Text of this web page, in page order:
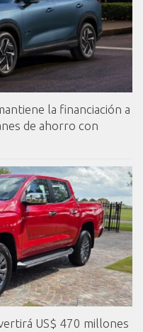
la financiación a
de ahorro con
US$ 470 millones